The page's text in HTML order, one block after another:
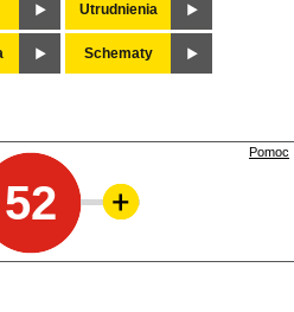
Utrudnienia
Schematy
52
Pomoc